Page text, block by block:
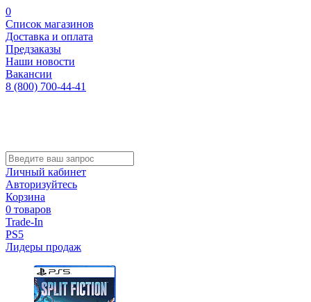
0
Список магазинов
Доставка и оплата
Предзаказы
Наши новости
Вакансии
8 (800) 700-44-41
Личный кабинет
Авторизуйтесь
Корзина
0 товаров
Trade-In
PS5
Лидеры продаж